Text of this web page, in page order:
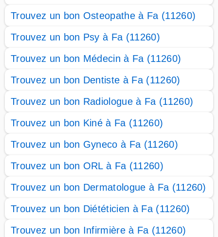
Trouvez un bon Osteopathe à Fa (11260)
Trouvez un bon Psy à Fa (11260)
Trouvez un bon Médecin à Fa (11260)
Trouvez un bon Dentiste à Fa (11260)
Trouvez un bon Radiologue à Fa (11260)
Trouvez un bon Kiné à Fa (11260)
Trouvez un bon Gyneco à Fa (11260)
Trouvez un bon ORL à Fa (11260)
Trouvez un bon Dermatologue à Fa (11260)
Trouvez un bon Diététicien à Fa (11260)
Trouvez un bon Infirmière à Fa (11260)